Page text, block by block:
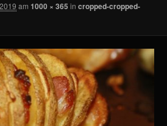
am1000 × 365 incropped-cropped-